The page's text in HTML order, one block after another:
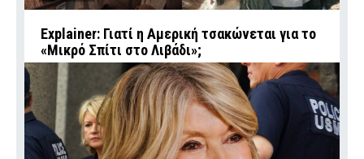
Explainer: Γιατί η Αμερική τσακώνεται για το
«Μικρό Σπίτι στο Λιβάδι»;